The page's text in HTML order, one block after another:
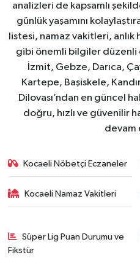
analizleri de kapsamlı
günlük yaşamını
listesi, namaz vakitleri, anlık
gibi önemli bilgiler
İzmit, Gebze, Darıca,
Kartepe, Başiskele,
Dilovası’ndan en güncel
doğru, hızlı ve güvenilir
devam
Kocaeli Nöbetçi Eczaneler
Kocaeli Namaz Vakitleri
Süper Lig Puan Durumu ve
Fikstür